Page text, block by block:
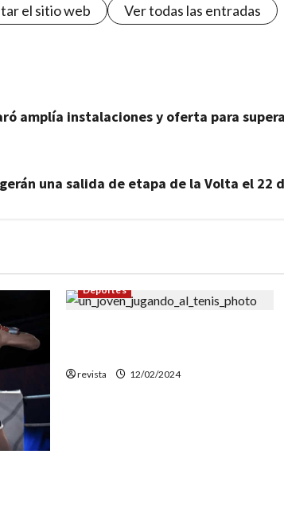
el sitio web Ver todas las entradas
amplía instalaciones y oferta para
una salida de etapa de la Volta el 22
Deportes
revista 12/02/2024